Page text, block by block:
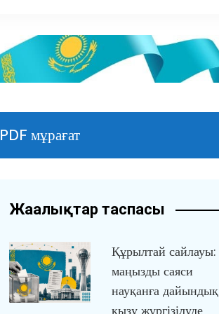
PDF мұрағат
Жаңалықтар таспасы
Құрылтай сайлауы:
маңызды саяси
науқанға дайындық
қызу жүргізілуде